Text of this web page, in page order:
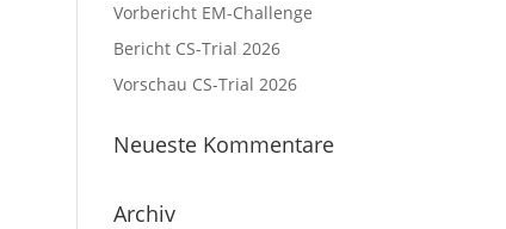
Vorbericht EM-Challenge
Bericht CS-Trial 2026
Vorschau CS-Trial 2026
Neueste Kommentare
Archiv